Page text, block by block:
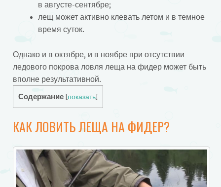
в августе-сентябре;
лещ может активно клевать летом и в темное
время суток.
Однако и в октябре, и в ноябре при отсутствии
ледового покрова ловля леща на фидер может быть
вполне результативной.
Содержание показать]
КАК ЛОВИТЬ ЛЕЩА НА ФИДЕР?